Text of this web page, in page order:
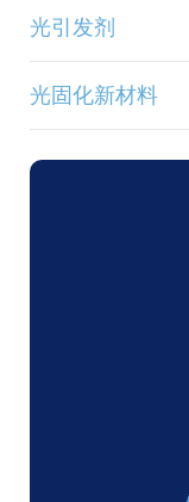
光引发剂
光固化新材料